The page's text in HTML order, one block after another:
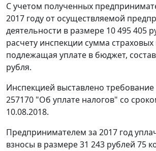
С учетом полученных
2017 году от осуществляемой
деятельности в размере 10 495 405
расчету инспекции сумма страховых
подлежащая уплате в бюджет,
рубля.
Инспекцией выставлено требование
257170 "Об уплате налогов" со
10.08.2018.
Предпринимателем за 2017 год
взносы в размере 31 243 рублей 75